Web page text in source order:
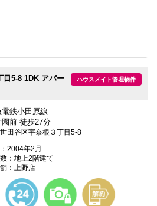
ハウスメイト管理物件
目5-8 1DK アパー
鉄小田原線
園前 徒歩27分
田谷区宇奈根３丁目5-8
2004年2月
：地上2階建て
：上野店